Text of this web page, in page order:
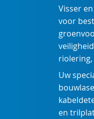
Visser
voor
veiligheid
riolering,
Uw
en